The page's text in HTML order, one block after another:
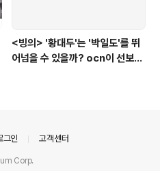
<빙의> '황대두'는 '박일도'를 뛰
어넘을 수 있을까? ocn이 선보인
그인 고객센터
Corp.